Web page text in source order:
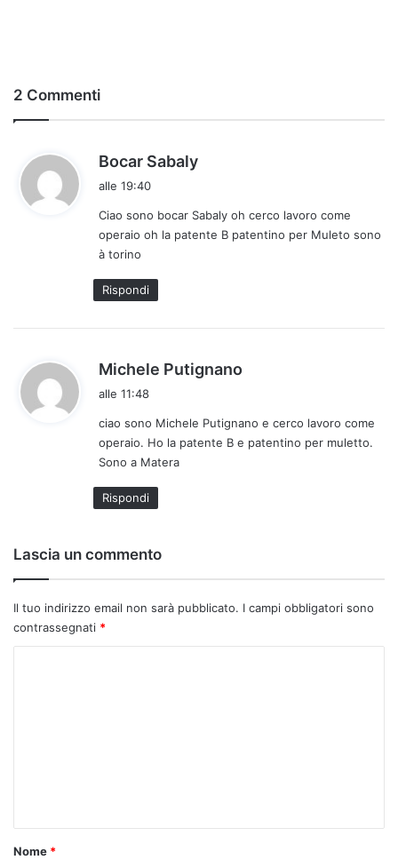
2 Commenti
Bocar Sabaly
e
t
alle 19:40
Ciao sono bocar Sabaly oh cerco lavoro come
operaio oh la patente B patentino per Muleto sono
à torino
Rispondi
Michele Putignano
e
t
alle 11:48
ciao sono Michele Putignano e cerco lavoro come
operaio. Ho la patente B e patentino per muletto.
Sono a Matera
Rispondi
Lascia un commento
Il tuo indirizzo email non sarà pubblicato. I campi obbligatori sono
contrassegnati *
o
Nome *